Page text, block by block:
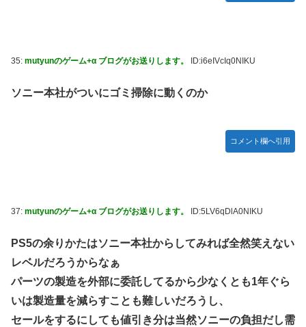
35: mutyunのゲーム+α ブログがお送りします。 ID:i6eIVcIq0NIKU
ソニー本社がついにゴミ掃除に動くのか
コメント欄へ引用
37: mutyunのゲーム+α ブログがお送りします。 ID:5LV6qDlA0NIKU
PS5の余りかたはソニー本社からしてみれば全然笑えない
レベルだろうからなぁ
パーツの製造を外部に委託してるから少なくとも1年ぐら
いは製造量を減らすことも難しいだろうし、
セールをするにしても値引き分は当然ソニーの負担だし需